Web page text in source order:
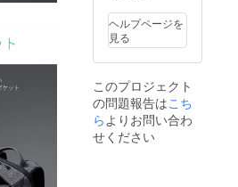
ヘルプページを
見る
このプロジェクト
の問題報告はこち
らよりお問い合わ
せください